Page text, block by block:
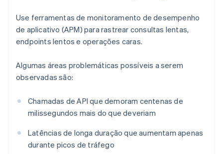
Use ferramentas de monitoramento de desempenho
de aplicativo (APM) para rastrear consultas lentas,
endpoints lentos e operações caras.
Algumas áreas problemáticas possíveis a serem
observadas são:
Chamadas de API que demoram centenas de
milissegundos mais do que deveriam
Latências de longa duração que aumentam apenas
durante picos de tráfego